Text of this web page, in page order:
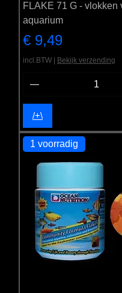
FLAKE 71 G - vlokken
aquarium
Prijs
€ 9,49
incl.BTW Bekijk verzending
/+\
1 voorradig